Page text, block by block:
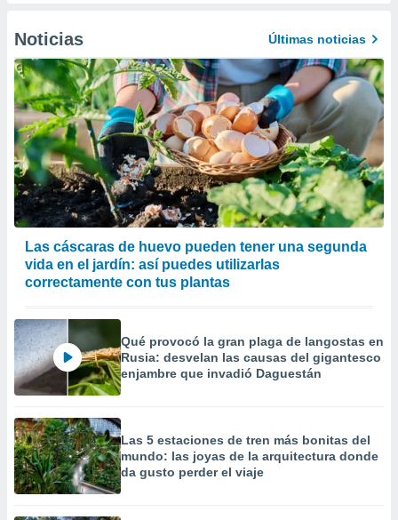
en
en
en
de
datos
perfiles
utilizar
crear un
uso de
la
Noticias Últimas noticias
Las cáscaras de huevo pueden tener una segunda
vida en el jardín: así puedes utilizarlas
correctamente con tus plantas
Qué provocó la gran plaga de langostas en
Rusia: desvelan las causas del gigantesco
enjambre que invadió Daguestán
Las 5 estaciones de tren más bonitas del
mundo: las joyas de la arquitectura donde
da gusto perder el viaje